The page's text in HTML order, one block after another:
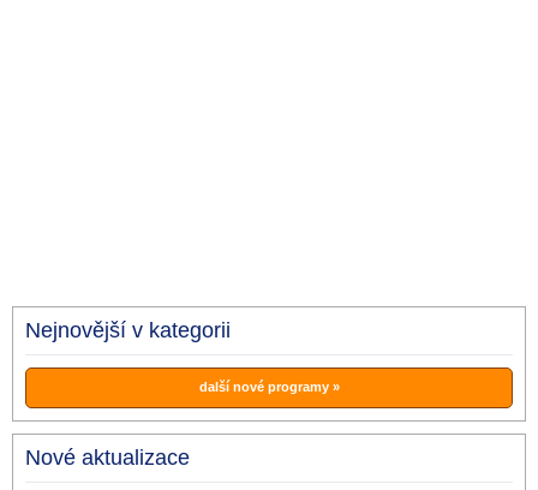
Nejnovější v kategorii
další nové programy »
Nové aktualizace